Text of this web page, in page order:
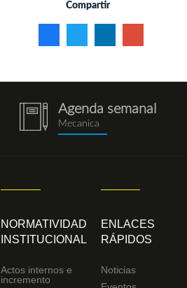
Compartir
notebook
(1).png
Agenda semanal
Mecanica
NORMATIVIDAD
INSTITUCIONAL
Actos internos e
incremento
ENLACES
RÁPIDOS
Noticias